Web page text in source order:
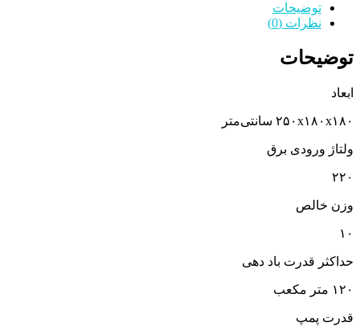
توضیحات
نظرات (0)
توضیحات
ابعاد
۲۵۰x۱۸۰x۱۸۰ سانتی‌متر
ولتاژ ورودی برق
۲۲۰
وزن خالص
۱۰
حداکثر قدرت باد دهی
۱۲۰ متر مکعب
قدرت پمپ